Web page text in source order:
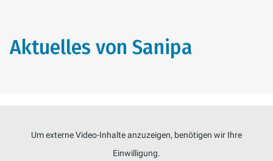
Aktuelles von Sanipa
Um externe Video-Inhalte anzuzeigen, benötigen wir Ihre
Einwilligung.